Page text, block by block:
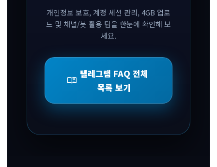
개인정보 보호, 계정 세션 관리, 4GB 업로
드 및 채널/봇 활용 팁을 한눈에 확인해 보
세요.
menu_book
텔레그램 FAQ 전체
목록 보기